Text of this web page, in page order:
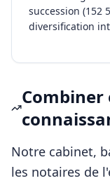
succession (152
diversification
Notre cabinet,
les notaires de